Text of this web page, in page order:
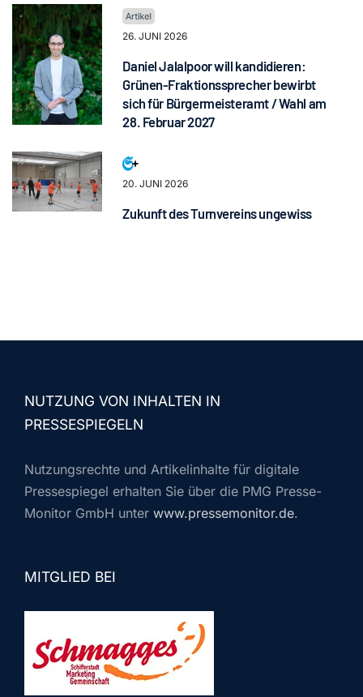
26. JUNI 2026
Daniel Jalalpoor will kandidieren:
Grünen-Fraktionssprecher bewirbt
sich für Bürgermeisteramt / Wahl am
28. Februar 2027
20. JUNI 2026
Zukunft des Turnvereins ungewiss
NUTZUNG VON INHALTEN IN
PRESSESPIEGELN
Nutzungsrechte und Artikelinhalte für digitale
Pressespiegel erhalten Sie über die PMG Presse-
Monitor GmbH unter www.pressemonitor.de.
MITGLIED BEI